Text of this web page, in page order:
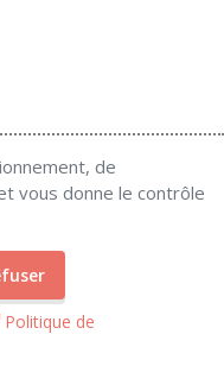
DEFI.
de
vous donne le contrôle
Politique de